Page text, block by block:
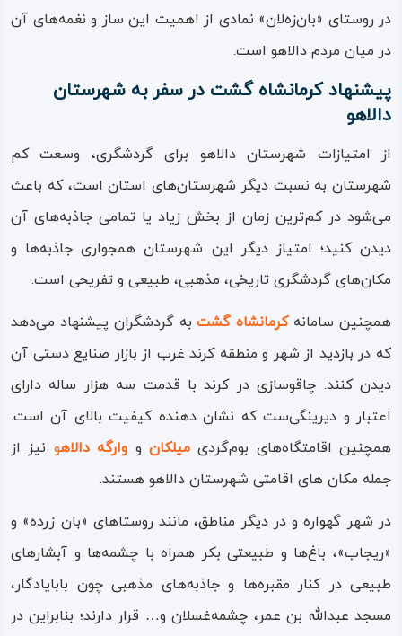
در روستای «بان‌زه‌لان» نمادی از اهمیت این ساز و نغمه‌های آن
در میان مردم دالاهو است.
پیشنهاد کرمانشاه گشت در سفر به شهرستان
دالاهو
از امتیازات شهرستان دالاهو برای گردشگری، وسعت کم
شهرستان به نسبت دیگر شهرستان‌های استان است، که باعث
می‌شود در کم‌ترین زمان از بخش زیاد یا تمامی جاذبه‌های آن
دیدن کنید؛ امتیاز دیگر این شهرستان همجواری جاذبه‌ها و
مکان‌های گردشگری تاریخی، مذهبی، طبیعی و ‌تفریحی است.
همچنین سامانهکرمانشاه‌ گشتبه گردشگران پیشنهاد می‌دهد
که در بازدید از شهر و منطقه کرند غرب از بازار صنایع دستی آن
دیدن کنند. چاقوسازی در کرند با قدمت سه هزار ساله دارای
اعتبار و دیرینگی‌ست که نشان دهنده کیفیت بالای آن است.
همچنین اقامتگاه‌های بوم‌‌گردیمیلکان و وارگه دالاهو نیز از
جمله مکان های اقامتی شهرستان دالاهو هستند.
در شهر گهواره و در دیگر مناطق، مانند روستاهای «بان‌ زرده» و
«ریجاب»، باغ‌ها و طبیعتی بکر همراه با چشمه‌ها و آبشارهای
طبیعی در کنار مقبره‌ها و جاذبه‌های مذهبی چون بابایادگار،
مسجد عبدالله‌ بن‌ عمر، چشمه‌غسلان و… قرار دارند؛ بنابراین در